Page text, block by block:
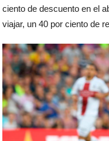
ciento de descuento en el
viajar, un 40 por ciento de